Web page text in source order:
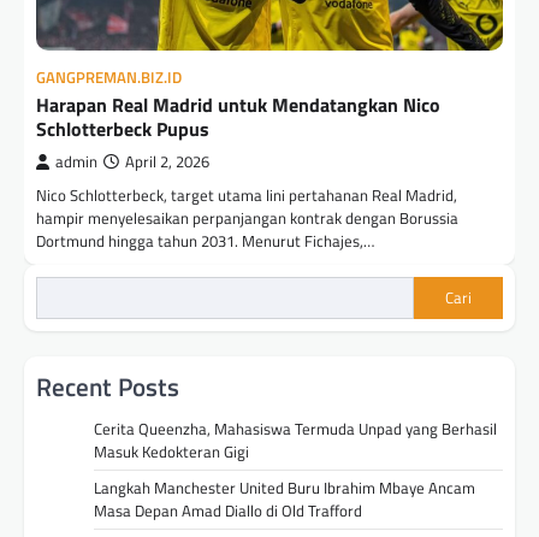
GANGPREMAN.BIZ.ID
Harapan Real Madrid untuk Mendatangkan Nico
Schlotterbeck Pupus
admin April 2, 2026
Nico Schlotterbeck, target utama lini pertahanan Real Madrid,
hampir menyelesaikan perpanjangan kontrak dengan Borussia
Dortmund hingga tahun 2031. Menurut Fichajes,…
Cari
Recent Posts
Cerita Queenzha, Mahasiswa Termuda Unpad yang Berhasil
Masuk Kedokteran Gigi
Langkah Manchester United Buru Ibrahim Mbaye Ancam
Masa Depan Amad Diallo di Old Trafford